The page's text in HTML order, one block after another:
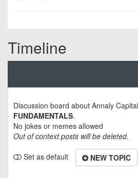
Timeline
Discussion board about Annaly
FUNDAMENTALS.
No jokes or memes allowed
Out of context posts will be deleted.
Set as default
NEW TOPIC